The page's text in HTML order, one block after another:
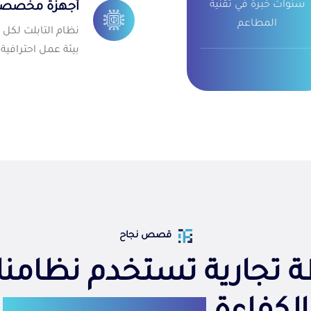
سنوات خبرة في تقنية
المطاعم
أجهزة
نظام التابلت
بيئة عمل
قصص نجاح
تجارية تستخدم